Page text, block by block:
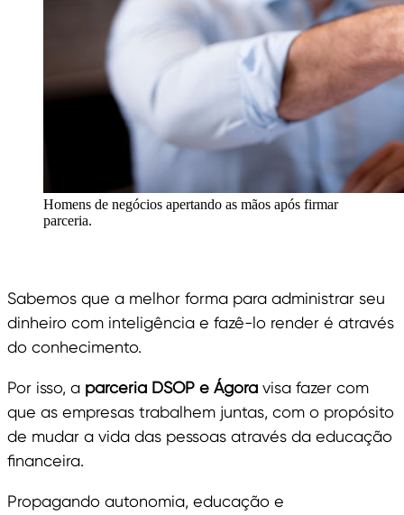
Homens de negócios apertando as mãos após firmar
parceria.
Sabemos que a melhor forma para administrar seu
dinheiro com inteligência e fazê-lo render é através
do conhecimento.
Por isso, a parceria DSOP e Ágora visa fazer com
que as empresas trabalhem juntas, com o propósito
de mudar a vida das pessoas através da educação
financeira.
Propagando autonomia, educação e